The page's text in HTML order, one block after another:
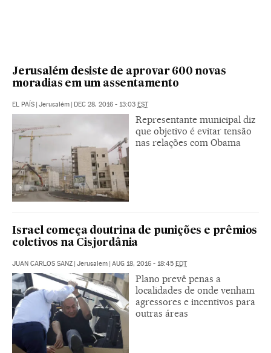
Jerusalém desiste de aprovar 600 novas
moradias em um assentamento
EL PAÍS | Jerusalém | DEC 28, 2016 - 13:03 EST
Representante municipal diz
que objetivo é evitar tensão
nas relações com Obama
Israel começa doutrina de punições e prêmios
coletivos na Cisjordânia
JUAN CARLOS SANZ | Jerusalem | AUG 18, 2016 - 18:45 EDT
Plano prevê penas a
localidades de onde venham
agressores e incentivos para
outras áreas